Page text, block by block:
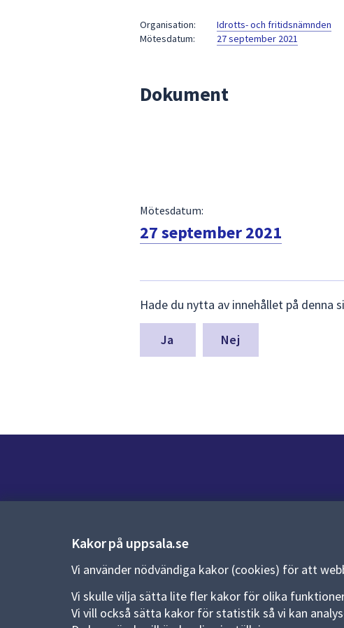
fältet.
Använd
att
att
välja
något
dem.
Kakor på uppsala.se
Vi använder nödvändiga kakor (cookies) för att
Vi skulle vilja sätta lite fler kakor för olika
Vi vill också sätta kakor för statistik så vi kan
Organisation:
Idrotts- och fritidsnämnden
Mötesdatum:
27 september 2021
Dokument
Mötesdatum:
27 september 2021
synpunkter
för
denna
Hade du nytta av innehållet på denna
Nej
Kontaktcenter:018-727 00 00
E-post:uppsala.kommun@uppsala.se
Fler kontaktvägar